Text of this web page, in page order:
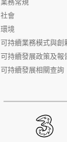
業務常規
社會
環境
可持續業務模式與創
可持續發展政策及報
可持續發展相關查詢